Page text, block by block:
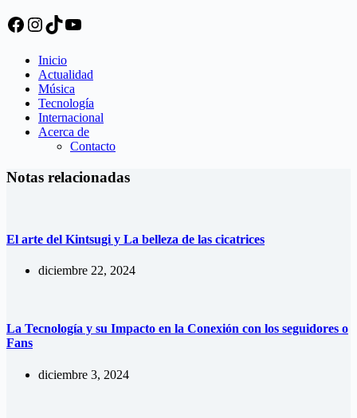
Facebook
Instagram
TikTok
YouTube
Inicio
Actualidad
Música
Tecnología
Internacional
Acerca de
Contacto
Notas relacionadas
El arte del Kintsugi y La belleza de las cicatrices
diciembre 22, 2024
La Tecnología y su Impacto en la Conexión con los seguidores o
Fans
diciembre 3, 2024